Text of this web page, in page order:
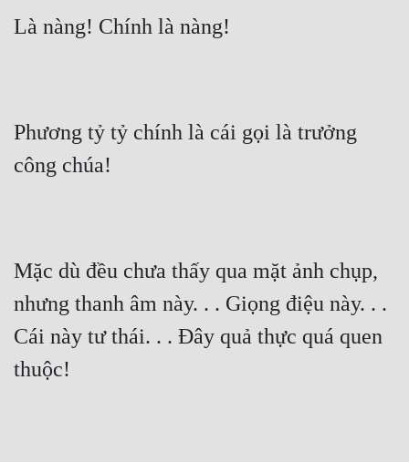
Cạnh Kỹ
Du Hí
Dã Sử
Gia Đấu
Góc Nhìn Nam
Góc Nhìn Nữ
Là nàng! Chính là nàng!
Phương tỷ tỷ chính là cái gọi là trưởng
công chúa!
Mặc dù đều chưa thấy qua mặt ảnh chụp,
nhưng thanh âm này. . . Giọng điệu này. . .
Cái này tư thái. . . Đây quả thực quá quen
thuộc!